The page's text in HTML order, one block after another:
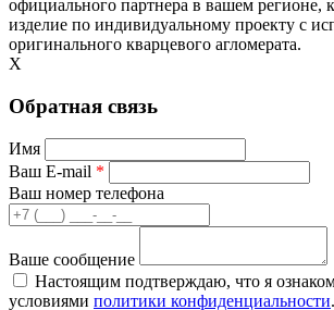
официального партнера в вашем регионе,
изделие по индивидуальному проекту с
оригинального кварцевого агломерата.
X
Обратная связь
Имя
Ваш E-mail *
Ваш номер телефона
Ваше сообщение
Настоящим подтверждаю, что я
условиями политики конфиденциальности.